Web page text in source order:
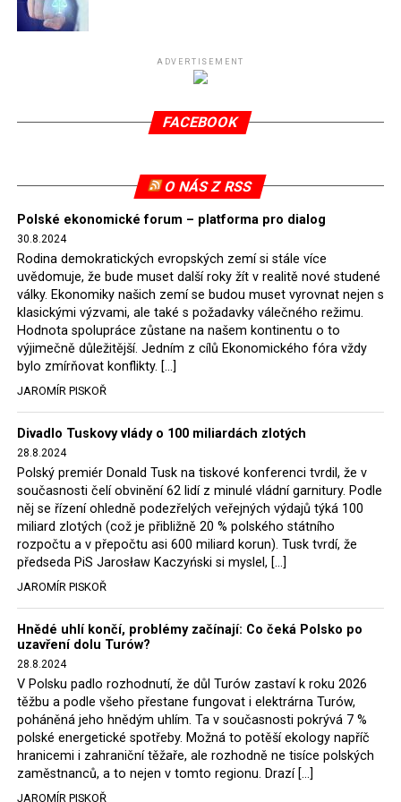
Připomeňme, že ukončení těžby hnědého uhlí pro
(SDEU) v souvislosti se stížnostmi českých samospráv
verdiktem španělské soudkyně Rosario Silva de Lapureta
tomuto rozhodnutí nevyhověla, proto na žádost
2022, než byl tento případ z důvodu uzavření dohody
Polska s Českou republikou o odstranění příčin sporu o
důl Turów vymazán z rejstříku tribunálu. Celkem si
Polsko nechalo z přiznaných evropských fondů odečíst
asi 70 milionů eur na pokutách a 45 milionů eur
zaplatilo jako odškodnění České republice – ale jak důl,
tak elektrárna nadále fungovaly. Už tehdy zástupci
tehdejší opozice a dnes vládnoucí koalice, jako
místopředseda Občanské platformy (PO) Rafał
Hołownia, přímo řekli, že by se polská vláda měla
tomuto rozhodnutí podřídit.
Rozhodnutí polského ministra spravedlnosti jistě potěší
německé, české a polské ekology, ale i těžaře. Je těžké si
představit, že by o takové věci rozhodoval sám ministr
Bodnar. Musel získat politický souhlas vládnoucí koalice.
Stále jsou totiž platné argumenty Morawieckého vlády,
že důl i elektrárna jsou – kromě zabezpečování cca 7 %
polského energetického mixu – klíčovými podniky, spolu
se svými dceřinými společnostmi zaměstnávají cca pět
tisíc lidí. Navíc s činností dolu a elektrárny nepřímo
souvisí dalších několik desítek tisíc pracovních míst v
regionu. Zelená politika ale opět zvítězila.
Rozhodnutí polského ministra spravedlnosti jistě potěší
německé, české a polské ekology, kteří žalobu u
ADVERTISEMENT
FACEBOOK
O NÁS Z RSS
Polské ekonomické forum – platforma pro dialog
30.8.2024
Rodina demokratických evropských zemí si stále více
uvědomuje, že bude muset další roky žít v realitě nové studené
války. Ekonomiky našich zemí se budou muset vyrovnat nejen s
klasickými výzvami, ale také s požadavky válečného režimu.
Hodnota spolupráce zůstane na našem kontinentu o to
výjimečně důležitější. Jedním z cílů Ekonomického fóra vždy
bylo zmírňovat konflikty. […]
JAROMÍR PISKOŘ
Divadlo Tuskovy vlády o 100 miliardách zlotých
28.8.2024
Polský premiér Donald Tusk na tiskové konferenci tvrdil, že v
současnosti čelí obvinění 62 lidí z minulé vládní garnitury. Podle
něj se řízení ohledně podezřelých veřejných výdajů týká 100
miliard zlotých (což je přibližně 20 % polského státního
rozpočtu a v přepočtu asi 600 miliard korun). Tusk tvrdí, že
předseda PiS Jarosław Kaczyński si myslel, […]
JAROMÍR PISKOŘ
Hnědé uhlí končí, problémy začínají: Co čeká Polsko po
uzavření dolu Turów?
28.8.2024
V Polsku padlo rozhodnutí, že důl Turów zastaví k roku 2026
těžbu a podle všeho přestane fungovat i elektrárna Turów,
poháněná jeho hnědým uhlím. Ta v současnosti pokrývá 7 %
polské energetické spotřeby. Možná to potěší ekology napříč
hranicemi i zahraniční těžaře, ale rozhodně ne tisíce polských
zaměstnanců, a to nejen v tomto regionu. Drazí […]
JAROMÍR PISKOŘ